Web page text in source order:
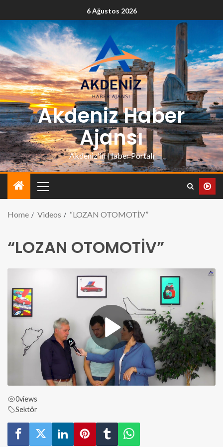
6 Ağustos 2026
Akdeniz Haber
Ajansı
Akdeniz'in Haber Portalı
Home Videos “LOZAN OTOMOTİV”
“LOZAN OTOMOTİV”
0views
Sektör